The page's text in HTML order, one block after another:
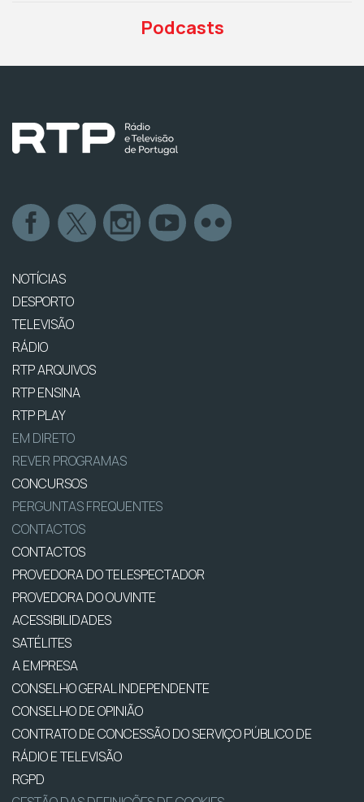
Podcasts
NOTÍCIAS
DESPORTO
TELEVISÃO
RÁDIO
RTP ARQUIVOS
RTP ENSINA
RTP PLAY
EM DIRETO
REVER PROGRAMAS
CONCURSOS
PERGUNTAS FREQUENTES
CONTACTOS
CONTACTOS
PROVEDORA DO TELESPECTADOR
PROVEDORA DO OUVINTE
ACESSIBILIDADES
SATÉLITES
A EMPRESA
CONSELHO GERAL INDEPENDENTE
CONSELHO DE OPINIÃO
CONTRATO DE CONCESSÃO DO SERVIÇO PÚBLICO DE
RÁDIO E TELEVISÃO
RGPD